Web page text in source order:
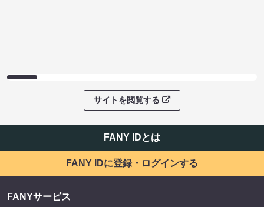
サイトを閲覧する
FANY IDとは
FANY IDに登録・ログインする
FANYサービス